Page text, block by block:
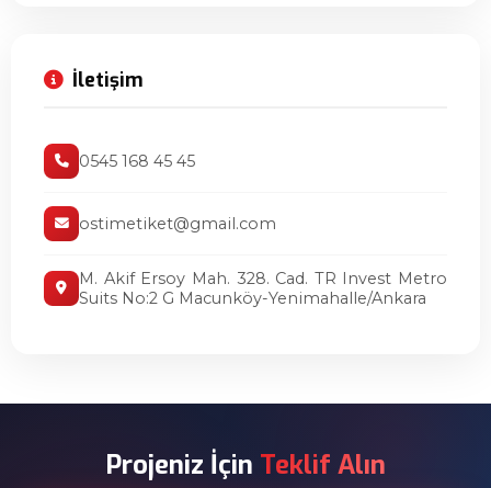
İletişim
0545 168 45 45
ostimetiket@gmail.com
M. Akif Ersoy Mah. 328. Cad. TR Invest Metro
Suits No:2 G Macunköy-Yenimahalle/Ankara
Projeniz İçin Teklif Alın